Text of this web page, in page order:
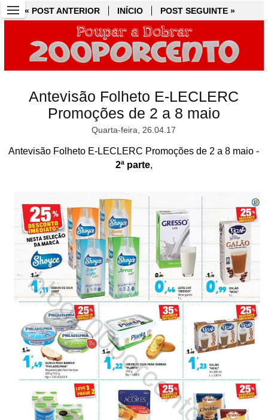
« POST ANTERIOR INÍCIO POST SEGUINTE »
Antevisão Folheto E-LECLERC
Promoções de 2 a 8 maio
Quarta-feira, 26.04.17
Antevisão Folheto E-LECLERC Promoções de 2 a 8 maio -
2ª parte,
« POST ANTERIOR INÍCIO POST SEGUINTE »